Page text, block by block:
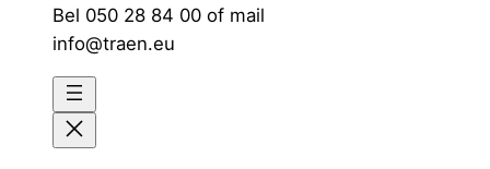
Bel 050 28 84 00 of mail
info@traen.eu